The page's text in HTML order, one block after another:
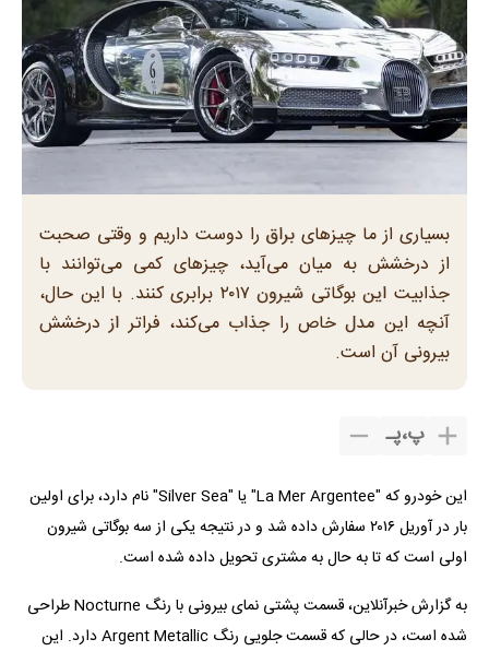
بسیاری از ما چیز‌های براق را دوست داریم و وقتی صحبت
از درخشش به میان می‌آید، چیز‌های کمی می‌توانند با
جذابیت این بوگاتی شیرون ۲۰۱۷ برابری کنند. با این حال،
آنچه این مدل خاص را جذاب می‌کند، فراتر از درخشش
بیرونی آن است.
پ،پـ
این خودرو که "La Mer Argentee" یا "Silver Sea" نام دارد، برای اولین
بار در آوریل ۲۰۱۶ سفارش داده شد و در نتیجه یکی از سه بوگاتی شیرون
اولی است که تا به حال به مشتری تحویل داده شده است.
به گزارش خبرآنلاین، قسمت پشتی نمای بیرونی با رنگ Nocturne طراحی
شده است، در حالی که قسمت جلویی رنگ Argent Metallic دارد. این